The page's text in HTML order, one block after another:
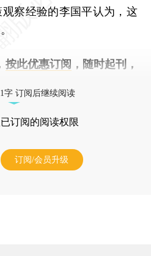
察经验的李国平认为，这
按此优惠订阅 ，随时起刊，
字 订阅后继续阅读
订阅的阅读权限
订阅/会员升级